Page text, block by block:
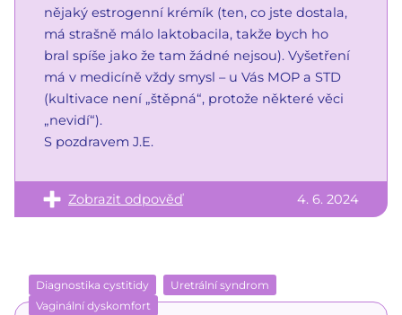
nějaký estrogenní krémík (ten, co jste dostala,
má strašně málo laktobacila, takže bych ho
bral spíše jako že tam žádné nejsou). Vyšetření
má v medicíně vždy smysl – u Vás MOP a STD
(kultivace není „štěpná“, protože některé věci
„nevidí“).
S pozdravem J.E.
Zobrazit odpověď 4. 6. 2024
Diagnostika cystitidy
Uretrální syndrom
Vaginální dyskomfort